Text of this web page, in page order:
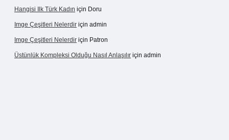
Hangisi Ilk Türk Kadın için Doru
Imge Çeşitleri Nelerdir için admin
Imge Çeşitleri Nelerdir için Patron
Üstünlük Kompleksi Olduğu Nasıl Anlaşılır için admin